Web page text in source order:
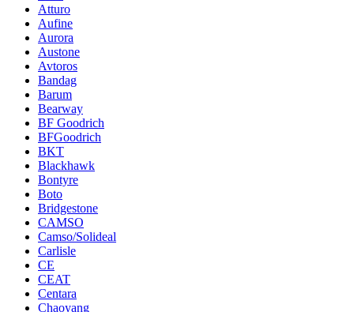
Atturo
Aufine
Aurora
Austone
Avtoros
Bandag
Barum
Bearway
BF Goodrich
BFGoodrich
BKT
Blackhawk
Bontyre
Boto
Bridgestone
CAMSO
Camso/Solideal
Carlisle
CE
CEAT
Centara
Chaoyang